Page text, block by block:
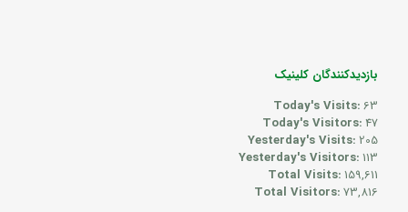
بازدیدکنندگان کلینیک
Today's Visits:63
Today's Visitors:47
Yesterday's Visits:205
Yesterday's Visitors:113
Total Visits:159,611
Total Visitors:73,816